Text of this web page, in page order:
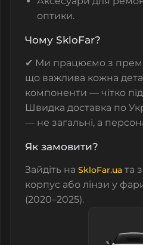
оптики.
Чому SkloFar?
✔ Ми працюємо з
що важлива кожна
компоненти — чітко
Швидка доставка по
— не загальні, а
Як замовити?
Зайдіть на SkloFar.ua та
корпус або лінзи у
(2020–2025).